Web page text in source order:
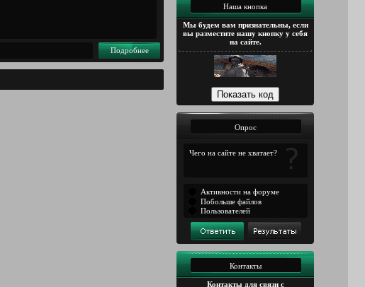
Наша кнопка
Мы будем вам признательны, если
вы разместите нашу кнопку у себя
на сайте.
Опрос
Чего на сайте не хватает?
Активности на форуме
Побольше файлов
Пользователей
Контакты
Контакты для связи с
Подробнее